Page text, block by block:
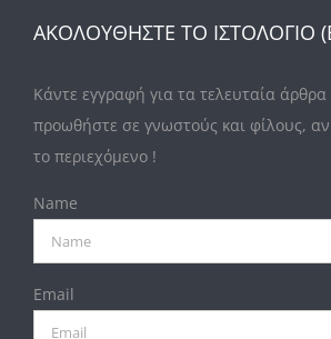
ΑΚΟΛΟΥΘΗΣΤΕ ΤΟ ΙΣΤΟΛΟΓΙΟ
Κάντε εγγραφή για τα τελευταία άρθρα
προωθήστε σε γνωστούς και φίλους,
το περιεχόμενο !
Name
Email